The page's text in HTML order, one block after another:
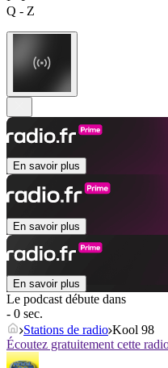
Q - Z
En savoir plus
En savoir plus
En savoir plus
Le podcast débute dans
- 0 sec.
Stations de radio Kool 98
Écoutez gratuitement cette